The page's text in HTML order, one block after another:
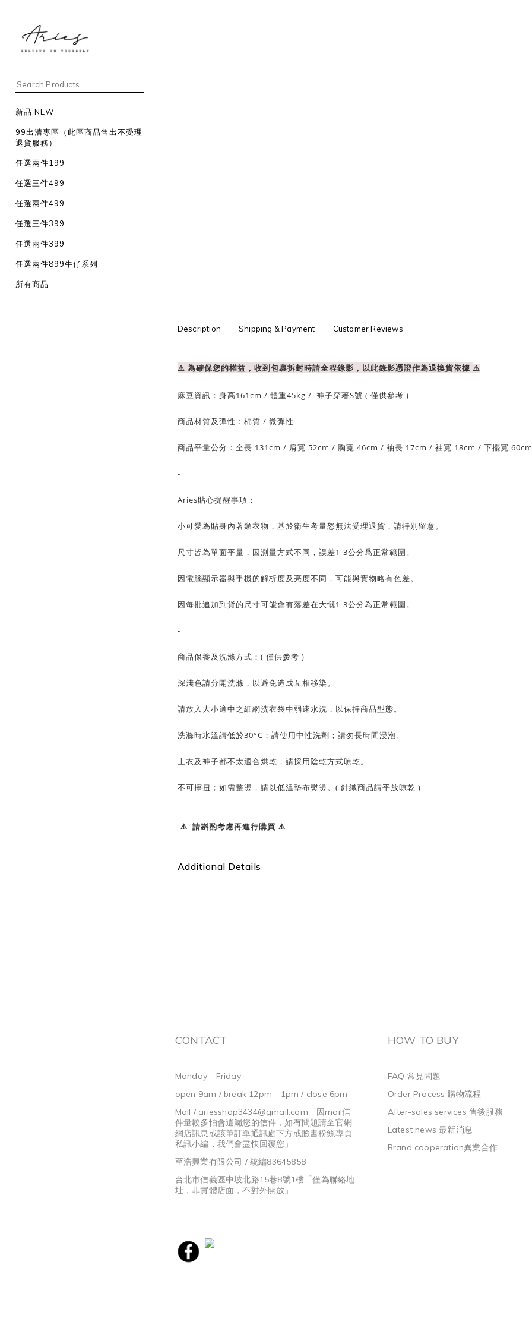
新品 NEW
99出清專區（此區商品售出不受理
退貨服務）
任選兩件199
任選三件499
任選兩件499
任選三件399
任選兩件399
任選兩件899牛仔系列
所有商品
Description Shipping & Payment Customer Reviews
⚠ 為確保您的權益，收到包裹拆封時請全程錄影，以此錄影憑證作為退換貨依據 ⚠
麻豆資訊： 身高161cm / 體重45kg / 褲子穿著S號 ( 僅供參考 )
商品材質及彈性：棉質 / 微彈性
商品平量公分：全長 131cm / 肩寬 52cm / 胸寬 46cm / 袖長 17cm / 袖寬 18cm / 下擺寬 60cm
-
Aries貼心提醒事項：
小可愛為貼身內著類衣物，基於衛生考量怒無法受理退貨，請特別留意。
尺寸皆為單面平量，因測量方式不同，誤差1-3公分爲正常範圍。
因電腦顯示器與手機的解析度及亮度不同，可能與實物略有色差。
因每批追加到貨的尺寸可能會有落差在大慨1-3公分為正常範圍。
-
商品保養及洗滌方式：( 僅供參考 )
深淺色請分開洗滌，以避免造成互相移染。
請放入大小適中之細網洗衣袋中弱速水洗，以保持商品型態。
洗滌時水溫請低於30°C；請使用中性洗劑；請勿長時間浸泡。
上衣及褲子都不太適合烘乾，請採用陰乾方式晾乾。
不可擰扭；如需整燙，請以低溫墊布熨燙。( 針織商品請平放晾乾 )
⚠️ 請斟酌考慮再進行購買 ⚠️
Additional Details
CONTACT
Monday - Friday
open 9am / break 12pm - 1pm / close 6pm
Mail / ariesshop3434@gmail.com 「因mail信
件量較多怕會遺漏您的信件，如有問題請至官網
網店訊息或該筆訂單通訊處下方或臉書粉絲專頁
私訊小編，我們會盡快回覆您」
至浩興業有限公司 / 統編83645858
台北市信義區中坡北路15巷8號1樓「僅為聯絡地
址，非實體店面，不對外開放」
HOW TO BUY
FAQ 常見問題
Order Process 購物流程
After-sales services 售後服務
Latest news 最新消息
Brand cooperation異業合作